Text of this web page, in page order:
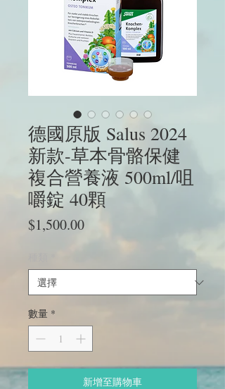
德國原版 Salus 2024
新款-草本骨骼保健
複合營養液 500ml/咀
嚼錠 40顆
$1,500.00價
數量 *
新增至購物車